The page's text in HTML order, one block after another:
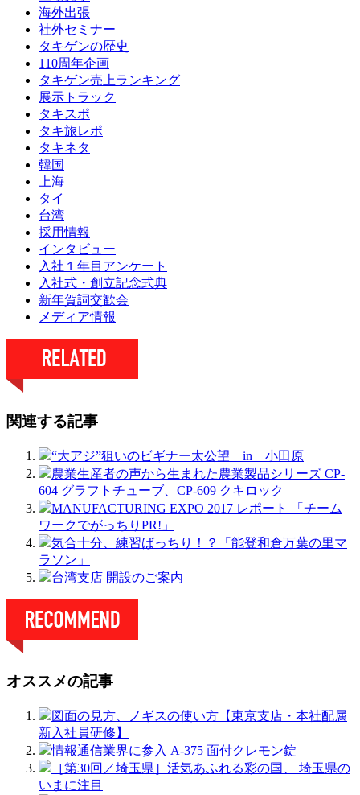
海外出張
社外セミナー
タキゲンの歴史
110周年企画
タキゲン売上ランキング
展示トラック
タキスポ
タキ旅レポ
タキネタ
韓国
上海
タイ
台湾
採用情報
インタビュー
入社１年目アンケート
入社式・創立記念式典
新年賀詞交歓会
メディア情報
関連する記事
“大アジ”狙いのビギナー太公望 in 小田原
農業生産者の声から生まれた農業製品シリーズ CP-
604 グラフトチューブ、CP-609 クキロック
MANUFACTURING EXPO 2017 レポート 「チーム
ワークでがっちりPR!」
気合十分、練習ばっちり！？「能登和倉万葉の里マ
ラソン」
台湾支店 開設のご案内
オススメの記事
図面の見方、ノギスの使い方【東京支店・本社配属
新入社員研修】
情報通信業界に参入 A-375 面付クレモン錠
［第30回／埼玉県］活気あふれる彩の国、 埼玉県の
いまに注目